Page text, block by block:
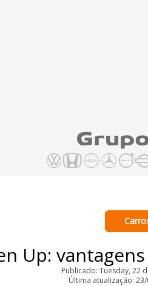
Up:
Publicado: Tuesday, 22
Última atualização: